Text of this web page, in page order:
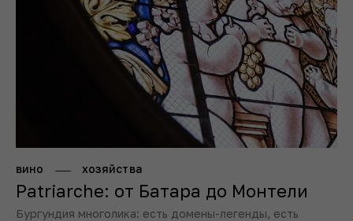
вино хозяйства
Patriarche: от Батара до Монтели
Бургундия многолика: есть домены-легенды, есть